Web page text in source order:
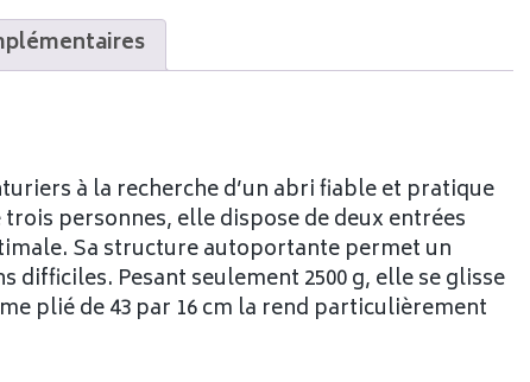
à la recherche d’un abri fiable et pratique
personnes, elle dispose de deux entrées
Sa structure autoportante permet un
Pesant seulement 2500 g, elle se glisse
plié de 43 par 16 cm la rend particulièrement